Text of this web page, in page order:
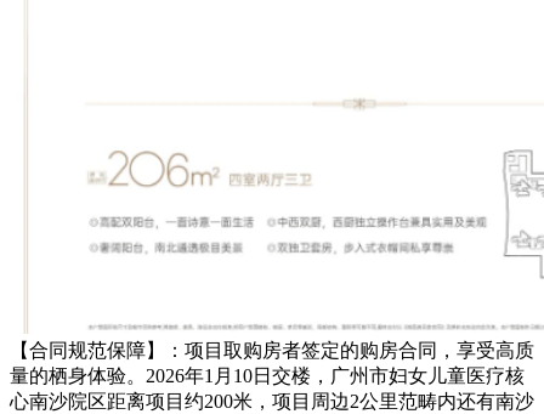
【合同规范保障】：项目取购房者签定的购房合同，享受高质
量的栖身体验。2026年1月10日交楼，广州市妇女儿童医疗核
心南沙院区距离项目约200米，项目周边2公里范畴内还有南沙